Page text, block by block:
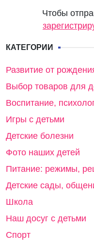
Чтобы
КАТЕГОРИИ
Развитие от
Выбор товаров для
Воспитание,
Игры с детьми
Детские болезни
Фото наших детей
Питание: режимы,
Детские сады,
Школа
Наш досуг с детьми
Спорт